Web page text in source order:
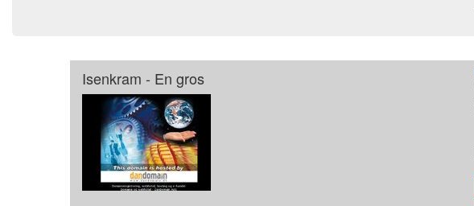
Isenkram - En gros